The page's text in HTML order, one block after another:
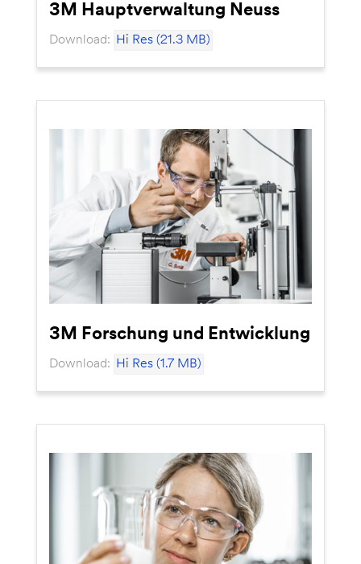
3M Hauptverwaltung Neuss
Download: Hi Res (21.3 MB)
3M Forschung und Entwicklung
Download: Hi Res (1.7 MB)